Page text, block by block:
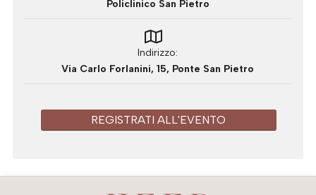
Policlinico San Pietro
Indirizzo
Via Carlo Forlanini, 15, Ponte San Pietro
REGISTRATI ALL'EVENTO